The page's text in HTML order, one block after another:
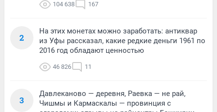
104 638 167
2
На этих монетах можно заработать: антиквар
из Уфы рассказал, какие редкие деньги 1961 по
2016 год обладают ценностью
46 826 11
3
Давлеканово — деревня, Раевка — не рай,
Чишмы и Кармаскалы — провинция с